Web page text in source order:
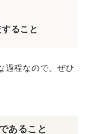
ること
過程なので、ぜひ
あること